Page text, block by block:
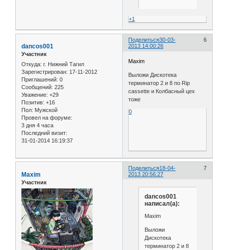
+1
Поделиться 6
30-03-
2013 14:00:26
dancos001
Участник
Откуда: г. Нижний Тагил
Зарегистрирован: 17-11-2012
Приглашений: 0
Сообщений: 225
Уважение: +29
Позитив: +16
Пол: Мужской
Провел на форуме:
3 дня 4 часа
Последний визит:
31-01-2014 16:19:37
Maxim
Выложи Дискотека
терминатор 2 и 8 по Rip
cassette и Колбасный цех
тоже
0
Поделиться 7
18-04-
2013 20:56:27
Maxim
Участник
dancos001
написал(а):
Maxim
Выложи
Дискотека
терминатор 2 и 8